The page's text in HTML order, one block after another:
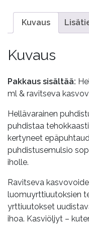
Kuvaus
Kuvaus
Pakkaus sisältää:
ml & ravitseva
Hellävarainen
puhdistaa
kertyneet
puhdistusemulsio
iholle.
Ravitseva
luomuyrttiuutoksien
yrttiuutokset
ihoa. Kasviöljyt –